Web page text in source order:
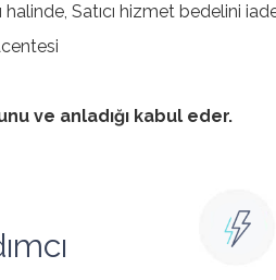
Satıcı hizmet bedelini
ve anladığı kabul eder.